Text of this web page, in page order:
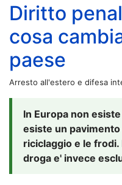
Diritto
cosa
paese
Arresto all'estero e difesa
In Europa non
esiste un
riciclaggio e le
droga e' invece